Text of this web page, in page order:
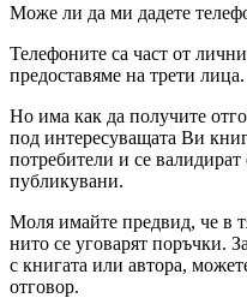
Може ли да ми дадете
Телефоните са част от
предоставяме на трети лица.
Но има как да получите
под интересуващата Ви
потребители и се
публикувани.
Моля имайте предвид, че в
нито се уговарят поръчки.
с книгата или автора,
отговор.